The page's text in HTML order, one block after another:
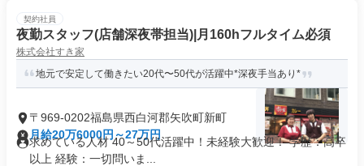
契約社員
夜勤スタッフ(店舗深夜帯担当)|月160hフルタイム必須
株式会社すき家
地元で安定して働きたい20代〜50代が活躍中*深夜手当あり*
〒969-0202福島県西白河郡矢吹町新町
月給20万6000円～27万円
求めている人材 40～50代活躍中！未経験大歓迎！ 学歴：高卒
以上 経験：一切問いま...